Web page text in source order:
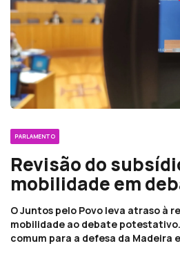
PARLAMENTO
Revisão do
mobilidade em
O Juntos pelo Povo leva atraso à
mobilidade ao debate
comum para a defesa da Madeira